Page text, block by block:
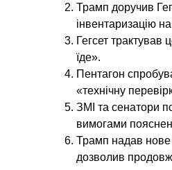
Трамп доручив
інвентаризацію
Гегсет трактував
їде».
Пентагон
«технічну
ЗМІ та сенатори
вимогами
Трамп надав
дозволив